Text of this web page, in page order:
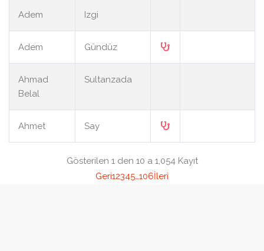
Adem Izgi
Adem Gündüz
Ahmad
Belal
Sultanzada
Ahmet Say
Gösterilen 1 den 10 a 1,054 Kayıt
Geri12345…106İleri